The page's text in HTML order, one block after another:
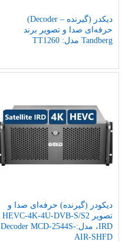
دیکدر (گیرنده – Decoder)
حرفه‌ای صدا و تصویر برند
Tandberg مدل: TT1260
دیکودر (گیرنده) حرفه‌ای صدا و
تصویر HEVC-4K-4U-DVB-S/S2
IRD، مدل:Decoder MCD-2544S-
AIR-SHFD